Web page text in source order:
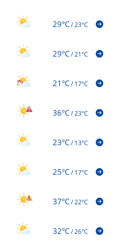
29°C/23°C
29°C/21°C
21°C/17°C
36°C/23°C
23°C/13°C
25°C/17°C
37°C/22°C
32°C/26°C